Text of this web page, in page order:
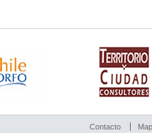
Contacto